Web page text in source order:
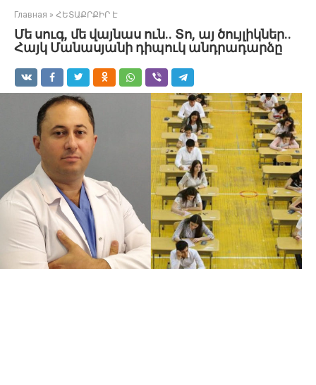
Главная » ՀԵՏԱՔՐՔԻՐ Է
Մե սուգ, մե վայնաս ուն.. Տո, այ ծույլիկներ..
Հայկ Մանասյանի դիպուկ անդրադարձը